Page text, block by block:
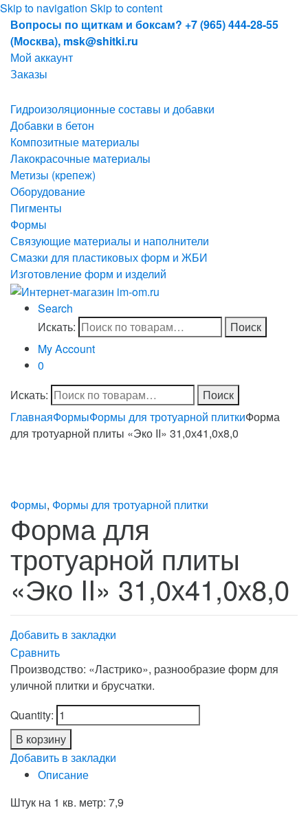
Skip to navigation Skip to content
Вопросы по щиткам и боксам? +7 (965) 444-28-55
(Москва), msk@shitki.ru
Мой аккаунт
Заказы
Гидроизоляционные составы и добавки
Добавки в бетон
Композитные материалы
Лакокрасочные материалы
Метизы (крепеж)
Оборудование
Пигменты
Формы
Связующие материалы и наполнители
Смазки для пластиковых форм и ЖБИ
Изготовление форм и изделий
Search
Искать:
Поиск
My Account
0
Искать:
Поиск
ГлавнаяФормыФормы для тротуарной плиткиФорма
для тротуарной плиты «Эко II» 31,0х41,0х8,0
Формы, Формы для тротуарной плитки
Форма для
тротуарной плиты
«Эко II» 31,0х41,0х8,0
Добавить в закладки
Сравнить
Производство: «Ластрико», разнообразие форм для
уличной плитки и брусчатки.
Quantity:
В корзину
Добавить в закладки
Описание
Штук на 1 кв. метр: 7,9